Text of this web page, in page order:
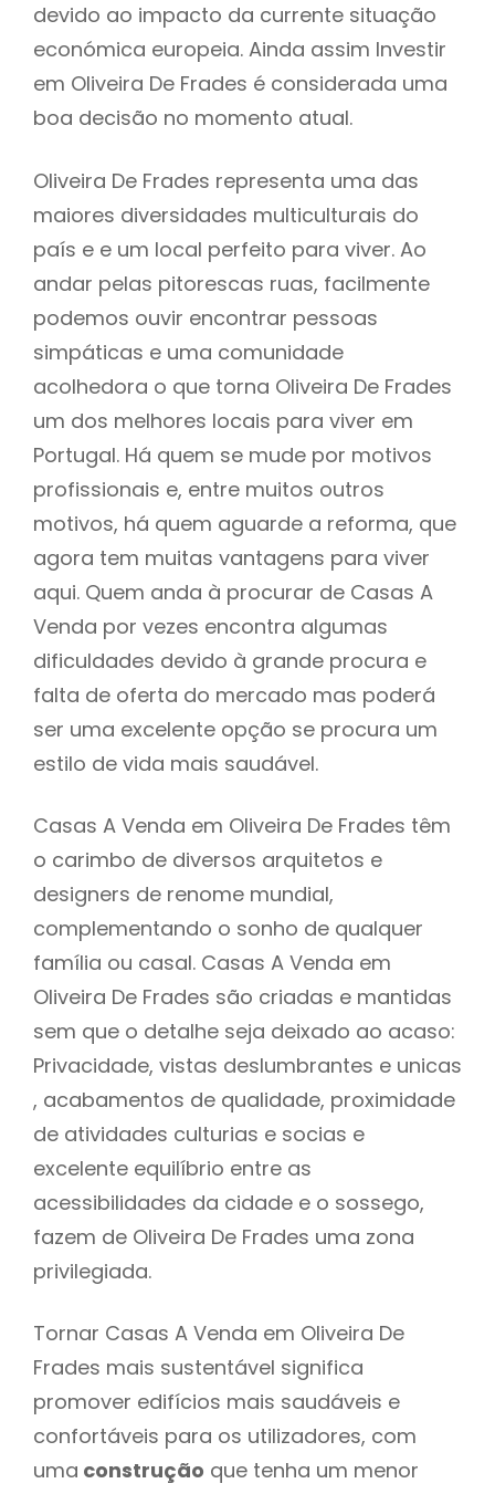
devido ao impacto da currente situação
económica europeia. Ainda assim Investir
em Oliveira De Frades é considerada uma
boa decisão no momento atual.
Oliveira De Frades representa uma das
maiores diversidades multiculturais do
país e e um local perfeito para viver. Ao
andar pelas pitorescas ruas, facilmente
podemos ouvir encontrar pessoas
simpáticas e uma comunidade
acolhedora o que torna Oliveira De Frades
um dos melhores locais para viver em
Portugal. Há quem se mude por motivos
profissionais e, entre muitos outros
motivos, há quem aguarde a reforma, que
agora tem muitas vantagens para viver
aqui. Quem anda à procurar de Casas A
Venda por vezes encontra algumas
dificuldades devido à grande procura e
falta de oferta do mercado mas poderá
ser uma excelente opção se procura um
estilo de vida mais saudável.
Casas A Venda em Oliveira De Frades têm
o carimbo de diversos arquitetos e
designers de renome mundial,
complementando o sonho de qualquer
família ou casal. Casas A Venda em
Oliveira De Frades são criadas e mantidas
sem que o detalhe seja deixado ao acaso:
Privacidade, vistas deslumbrantes e unicas
, acabamentos de qualidade, proximidade
de atividades culturias e socias e
excelente equilíbrio entre as
acessibilidades da cidade e o sossego,
fazem de Oliveira De Frades uma zona
privilegiada.
Tornar Casas A Venda em Oliveira De
Frades mais sustentável significa
promover edifícios mais saudáveis e
confortáveis para os utilizadores, com
uma construção que tenha um menor